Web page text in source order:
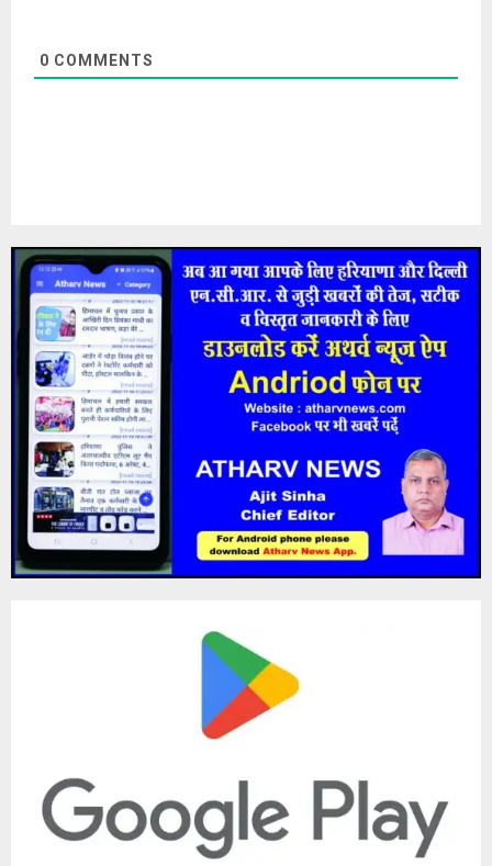
0 COMMENTS